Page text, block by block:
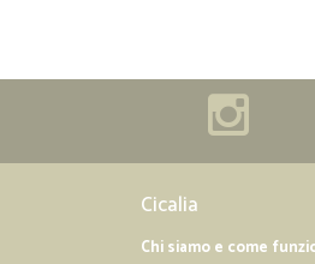
Cicalia
Chi siamo e come